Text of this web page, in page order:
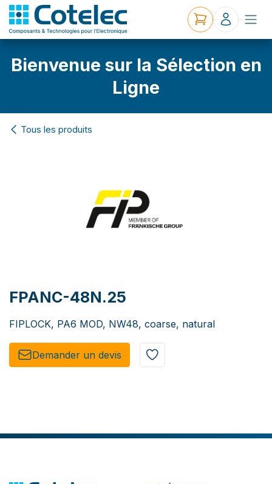
Bienvenue sur la Sélection en
Ligne
Tous les produits
FPANC-48N.25
FIPLOCK, PA6 MOD, NW48, coarse, natural
Demander un de​​vis​​